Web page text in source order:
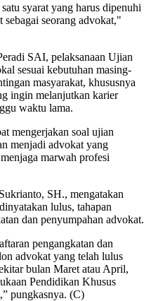
syarat yang harus dipenuhi
sebagai seorang advokat,"
SAI, pelaksanaan Ujian
sesuai kebutuhan masing-
masyarakat, khususnya
ingin melanjutkan karier
waktu lama.
mengerjakan soal ujian
menjadi advokat yang
marwah profesi
SH., mengatakan
lulus, tahapan
dan penyumpahan advokat.
pengangkatan dan
advokat yang telah lulus
bulan Maret atau April,
Pendidikan Khusus
pungkasnya. (C)